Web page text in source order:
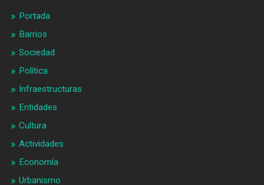
Portada
Barrios
Sociedad
Política
Infraestructuras
Entidades
Cultura
Actividades
Economía
Urbanismo